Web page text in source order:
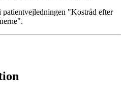
"Kostråd efter